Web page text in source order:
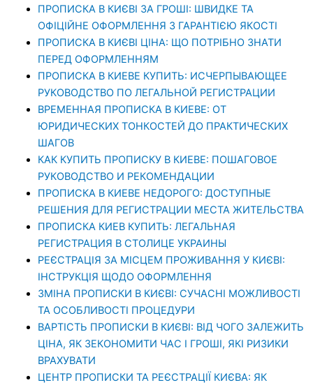
ПРОПИСКА В КИЄВІ ЗА ГРОШІ: ШВИДКЕ ТА
ОФІЦІЙНЕ ОФОРМЛЕННЯ З ГАРАНТІЄЮ ЯКОСТІ
ПРОПИСКА В КИЄВІ ЦІНА: ЩО ПОТРІБНО ЗНАТИ
ПЕРЕД ОФОРМЛЕННЯМ
ПРОПИСКА В КИЕВЕ КУПИТЬ: ИСЧЕРПЫВАЮЩЕЕ
РУКОВОДСТВО ПО ЛЕГАЛЬНОЙ РЕГИСТРАЦИИ
ВРЕМЕННАЯ ПРОПИСКА В КИЕВЕ: ОТ
ЮРИДИЧЕСКИХ ТОНКОСТЕЙ ДО ПРАКТИЧЕСКИХ
ШАГОВ
КАК КУПИТЬ ПРОПИСКУ В КИЕВЕ: ПОШАГОВОЕ
РУКОВОДСТВО И РЕКОМЕНДАЦИИ
ПРОПИСКА В КИЕВЕ НЕДОРОГО: ДОСТУПНЫЕ
РЕШЕНИЯ ДЛЯ РЕГИСТРАЦИИ МЕСТА ЖИТЕЛЬСТВА
ПРОПИСКА КИЕВ КУПИТЬ: ЛЕГАЛЬНАЯ
РЕГИСТРАЦИЯ В СТОЛИЦЕ УКРАИНЫ
РЕЄСТРАЦІЯ ЗА МІСЦЕМ ПРОЖИВАННЯ У КИЄВІ:
ІНСТРУКЦІЯ ЩОДО ОФОРМЛЕННЯ
ЗМІНА ПРОПИСКИ В КИЄВІ: СУЧАСНІ МОЖЛИВОСТІ
ТА ОСОБЛИВОСТІ ПРОЦЕДУРИ
ВАРТІСТЬ ПРОПИСКИ В КИЄВІ: ВІД ЧОГО ЗАЛЕЖИТЬ
ЦІНА, ЯК ЗЕКОНОМИТИ ЧАС І ГРОШІ, ЯКІ РИЗИКИ
ВРАХУВАТИ
ЦЕНТР ПРОПИСКИ ТА РЕЄСТРАЦІЇ КИЄВА: ЯК